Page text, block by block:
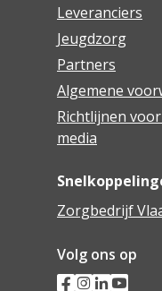
Leveranciers
Jeugdzorg
Partners
Algemene
Richtlijnen
media
Zorgbedrijf
Volg ons op